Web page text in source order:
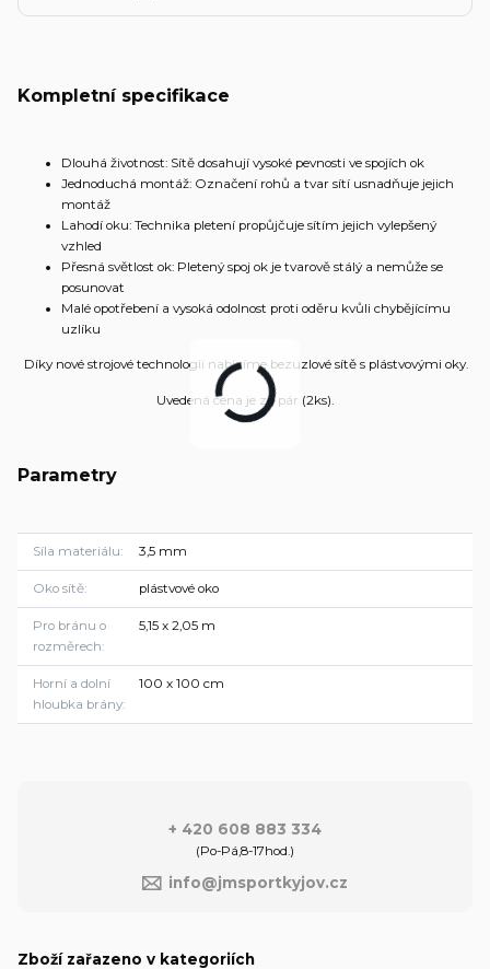
Kompletní specifikace
Dlouhá životnost: Sítě dosahují vysoké pevnosti ve spojích ok
Jednoduchá montáž: Označení rohů a tvar sítí usnadňuje jejich
montáž
Lahodí oku: Technika pletení propůjčuje sítím jejich vylepšený
vzhled
Přesná světlost ok: Pletený spoj ok je tvarově stálý a nemůže se
posunovat
Malé opotřebení a vysoká odolnost proti oděru kvůli chybějícímu
uzlíku
Díky nové strojové technologii nabízíme bezuzlové sítě s plástvovými oky.
Uvedená cena je za pár (2ks).
Parametry
Síla materiálu 3,5 mm
Oko sítě plástvové oko
Pro bránu o
rozměrech
5,15 x 2,05 m
Horní a dolní
hloubka brány
100 x 100 cm
+ 420 608 883 334
(Po-Pá,8-17hod.)
info@jmsportkyjov.cz
Zboží zařazeno v kategoriích